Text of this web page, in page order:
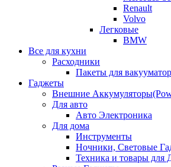
Renault
Volvo
Легковые
BMW
Все для кухни
Расходники
Пакеты для
Гаджеты
Внешние
Для авто
Авто Электроника
Для дома
Инструменты
Ночники, Световые
Техника и товары для